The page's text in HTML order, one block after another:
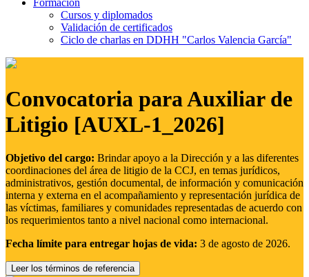
Formación
Cursos y diplomados
Validación de certificados
Ciclo de charlas en DDHH "Carlos Valencia García"
Convocatoria para Auxiliar de
Litigio [AUXL-1_2026]
Objetivo del cargo: Brindar apoyo a la Dirección y a las diferentes
coordinaciones del área de litigio de la CCJ, en temas jurídicos,
administrativos, gestión documental, de información y comunicación
interna y externa en el acompañamiento y representación jurídica de
las víctimas, familiares y comunidades representadas de acuerdo con
los requerimientos tanto a nivel nacional como internacional.
Fecha límite para entregar hojas de vida: 3 de agosto de 2026.
Leer los términos de referencia